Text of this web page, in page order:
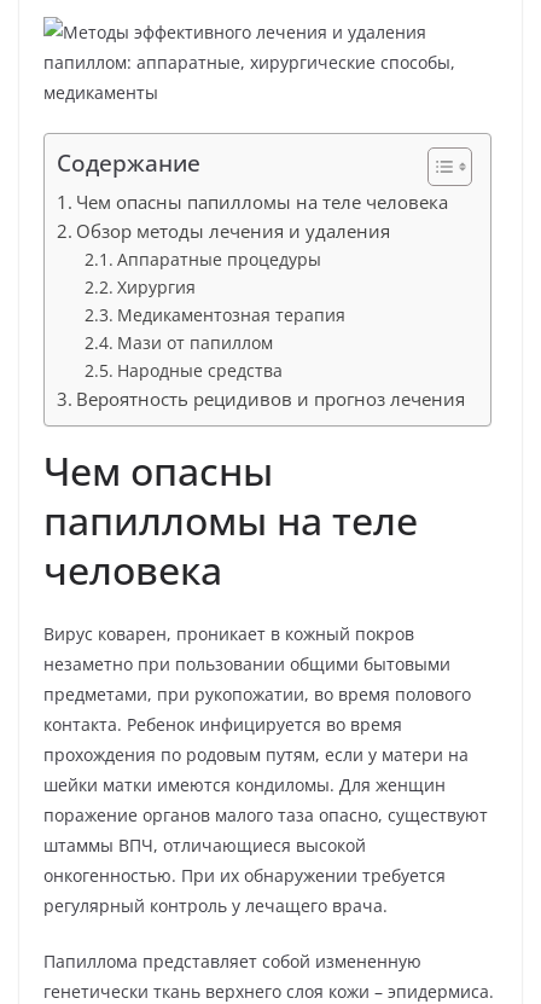
Содержание
Чем опасны папилломы на теле человека
Обзор методы лечения и удаления
Аппаратные процедуры
Хирургия
Медикаментозная терапия
Мази от папиллом
Народные средства
Вероятность рецидивов и прогноз лечения
Чем опасны
папилломы на теле
человека
Вирус коварен, проникает в кожный покров
незаметно при пользовании общими бытовыми
предметами, при рукопожатии, во время полового
контакта. Ребенок инфицируется во время
прохождения по родовым путям, если у матери на
шейки матки имеются кондиломы. Для женщин
поражение органов малого таза опасно, существуют
штаммы ВПЧ, отличающиеся высокой
онкогенностью. При их обнаружении требуется
регулярный контроль у лечащего врача.
Папиллома представляет собой измененную
генетически ткань верхнего слоя кожи – эпидермиса.